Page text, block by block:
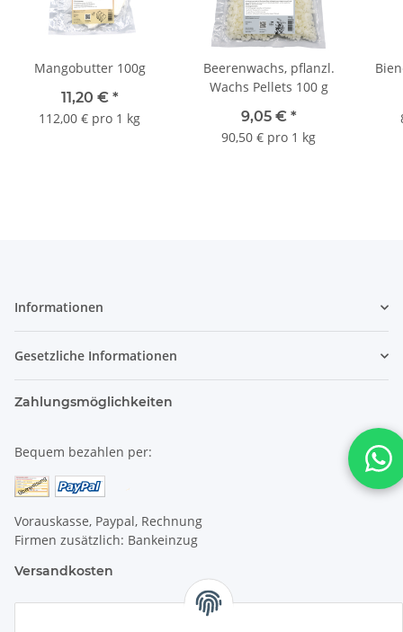
Mangobutter 100g
11,20 € *
112,00 € pro 1 kg
Beerenwachs, pflanzl.
Wachs Pellets 100 g
9,05 € *
90,50 € pro 1 kg
Informationen
Gesetzliche Informationen
Zahlungsmöglichkeiten
Bequem bezahlen per:
Vorauskasse, Paypal, Rechnung
Firmen zusätzlich: Bankeinzug
Versandkosten
Versandkosten für Deutschland: